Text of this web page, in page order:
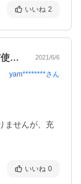
いいね 2
注文から届くまで早かったです。まだ使用… 2021/6/6
yam********さん
ませんが、充
いいね 0